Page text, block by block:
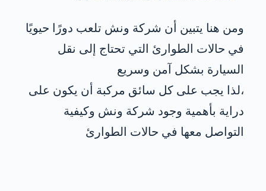
ومن هنا يتبين أن شركة ونش تلعب دورًا حيويًا
في حالات الطوارئ التي تحتاج إلى نقل
السيارة بشكل آمن وسريع
،لذا يجب على كل سائق مركبة أن يكون على
دراية بأهمية وجود شركة ونش وكيفية
التواصل معها في حالات الطوارئ